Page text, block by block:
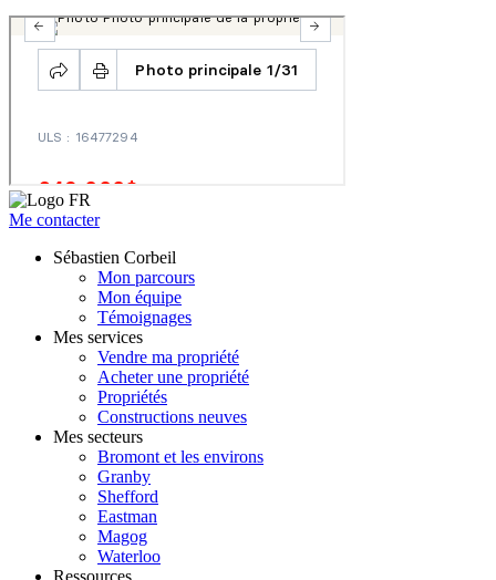
Me contacter
Sébastien Corbeil
Mon parcours
Mon équipe
Témoignages
Mes services
Vendre ma propriété
Acheter une propriété
Propriétés
Constructions neuves
Mes secteurs
Bromont et les environs
Granby
Shefford
Eastman
Magog
Waterloo
Ressources